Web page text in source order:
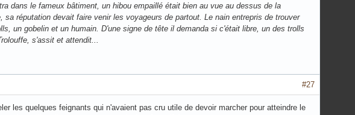
dans le fameux bâtiment, un hibou empaillé était bien au vue au dessus de la
réputation devait faire venir les voyageurs de partout. Le nain entrepris de trouver
un gobelin et un humain. D'une signe de tête il demanda si c'était libre, un des trolls
s'assit et attendit...
#27
les quelques feignants qui n'avaient pas cru utile de devoir marcher pour atteindre le